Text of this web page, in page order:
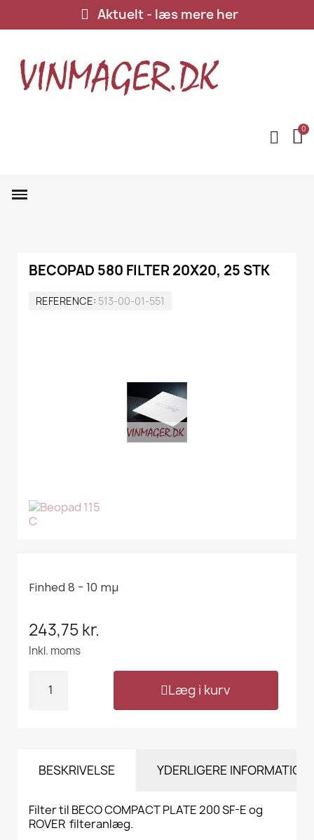
Aktuelt - læs mere her
BECOPAD 580 FILTER 20X20, 25 STK
REFERENCE 513-00-01-551
Finhed 8 - 10 mµ
243,75 kr.
Inkl. moms
Læg i kurv
BESKRIVELSE YDERLIGERE INFORMATION
Filter til BECO COMPACT PLATE 200 SF-E og
ROVER filteranlæg.